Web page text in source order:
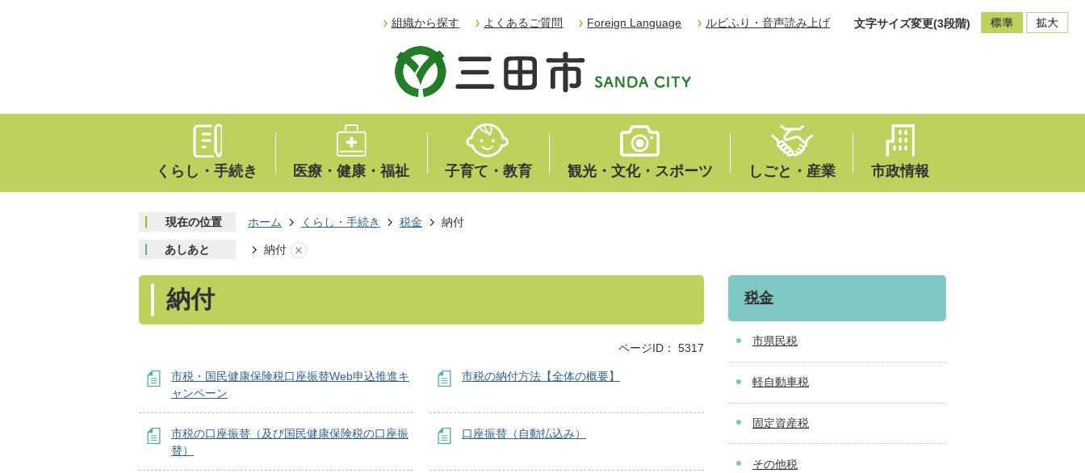
組織から探す よくあるご質問 Foreign Language ルビふり・音声読み上げ 文字サイズ変更(3段階)
くらし・手続き 医療・健康・福祉 子育て・教育 観光・文化・スポーツ しごと・産業 市政情報
現在の位置 ホーム くらし・手続き 税金 納付
あしあと 納付
納付
ページID： 5317
市税・国民健康保険税口座振替Web申込推進キ
ャンペーン
市税の納付方法【全体の概要】
市税の口座振替（及び国民健康保険税の口座振
替）
口座振替（自動払込み）
税金
市県民税
軽自動車税
固定資産税
その他税